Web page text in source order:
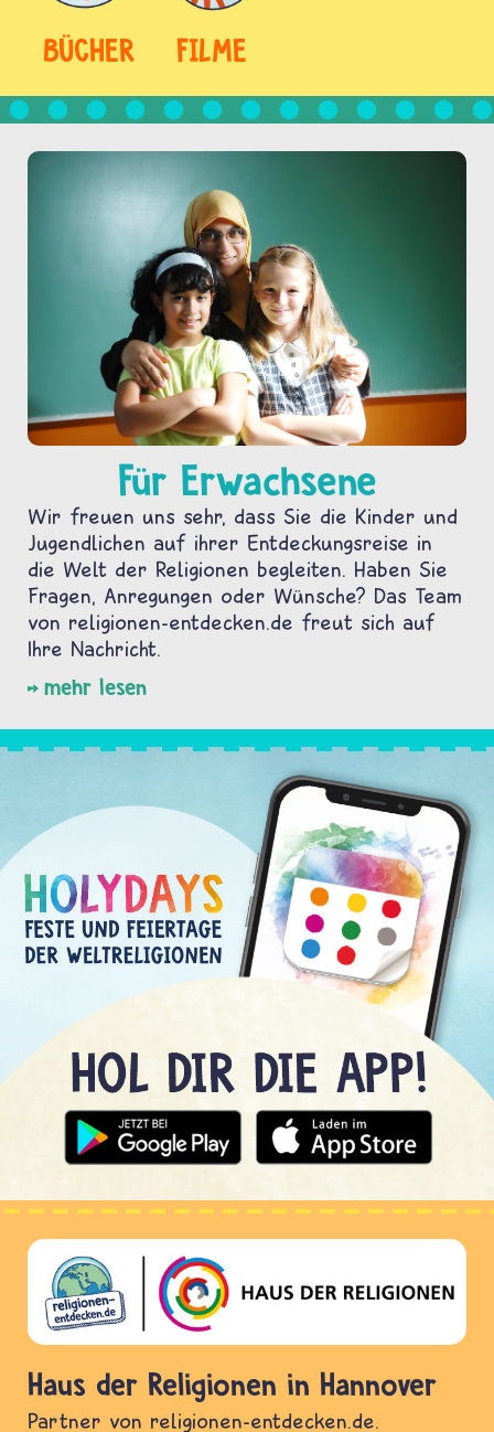
BÜCHER FILME
Für Erwachsene
Wir freuen uns sehr, dass Sie die Kinder und
Jugendlichen auf ihrer Entdeckungsreise in
die Welt der Religionen begleiten. Haben Sie
Fragen, Anregungen oder Wünsche? Das Team
von religionen-entdecken.de freut sich auf
Ihre Nachricht.
mehr lesen
Haus der Religionen in Hannover
Partner von religionen-entdecken.de.